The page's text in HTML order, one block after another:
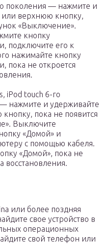
поколения — нажмите и
верхнюю кнопку,
«Выключение».
кнопку
подключите его к
нажимайте кнопку
пока не откроется
iPod touch 6-го
нажмите и удерживайте
пока не появится
Выключите
«Домой» и
с помощью кабеля.
«Домой», пока не
восстановления.
или более поздняя
свое устройство в
операционных
свой телефон или